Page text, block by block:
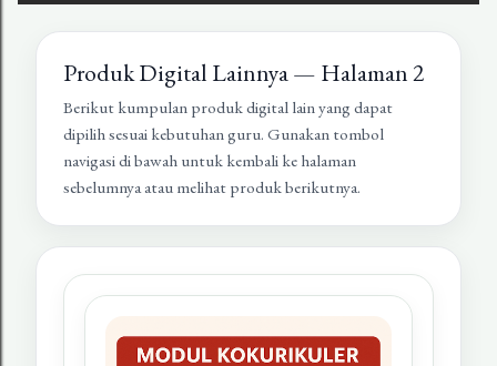
Produk Digital Lainnya — Halaman 2
Berikut kumpulan produk digital lain yang dapat
dipilih sesuai kebutuhan guru. Gunakan tombol
navigasi di bawah untuk kembali ke halaman
sebelumnya atau melihat produk berikutnya.